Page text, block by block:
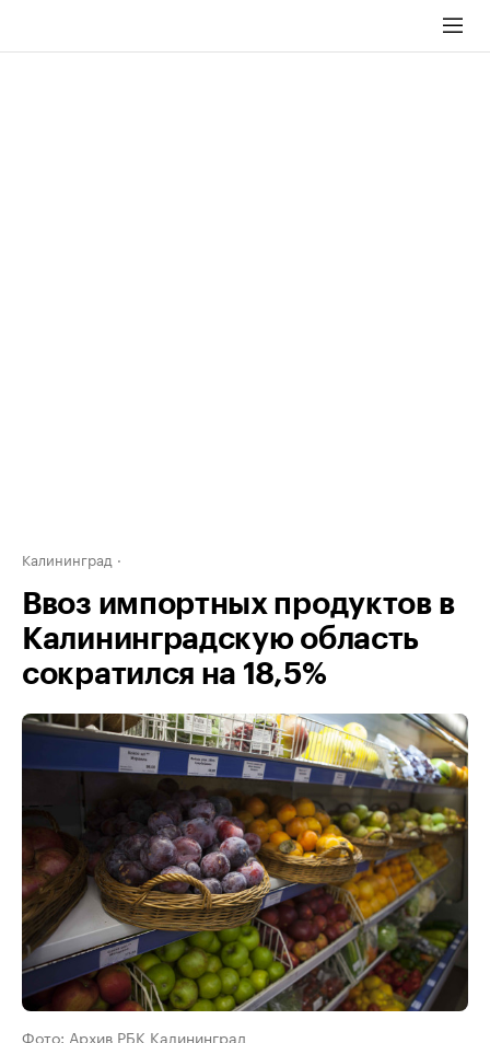
Калининград
Ввоз импортных продуктов в
Калининградскую область
сократился на 18,5%
Фото: Архив РБК Калининград